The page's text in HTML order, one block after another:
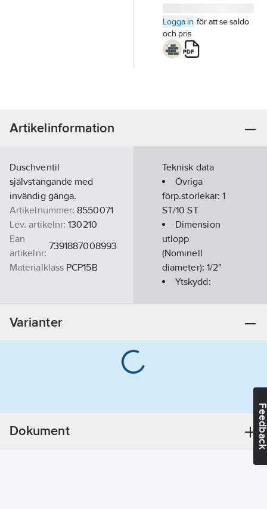
Logga in för att se saldo
och pris
Artikelinformation
Duschventil
självstängande med
invändig gänga.
Artikelnummer: 8550071
Lev. artikelnr: 130210
Ean
artikelnr:
7391887008993
Materialklass PCP15B
Teknisk data
Övriga
förp.storlekar:1
ST/10 ST
Dimension
utlopp
(Nominell
diameter): 1/2"
Ytskydd:
kandidatämnen:
REACH
Varianter
Dokument